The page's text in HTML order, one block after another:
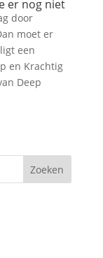
er nog niet
door
moet er
een
en Krachtig
Deep